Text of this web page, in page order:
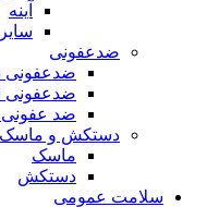
آینه
ضدعفونی
ضدعفونی
ضد
دستکش و ماسک
ماسک
دستکش
سلامت عمومی